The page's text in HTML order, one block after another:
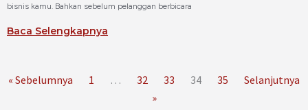
bisnis kamu. Bahkan sebelum pelanggan berbicara
Baca Selengkapnya
« Sebelumnya 1 … 32 33 34 35
Selanjutnya
»